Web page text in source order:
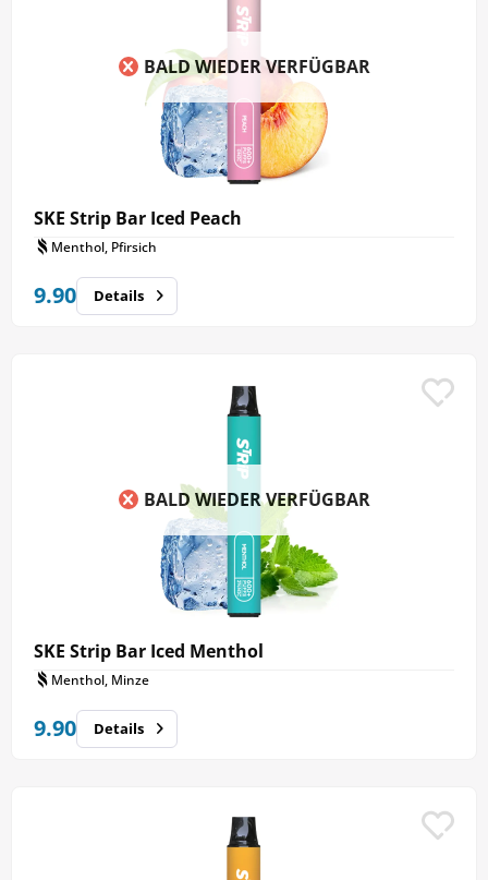
BALD WIEDER VERFÜGBAR
SKE Strip Bar Iced Peach
Menthol, Pfirsich
9.90 Details
BALD WIEDER VERFÜGBAR
SKE Strip Bar Iced Menthol
Menthol, Minze
9.90 Details